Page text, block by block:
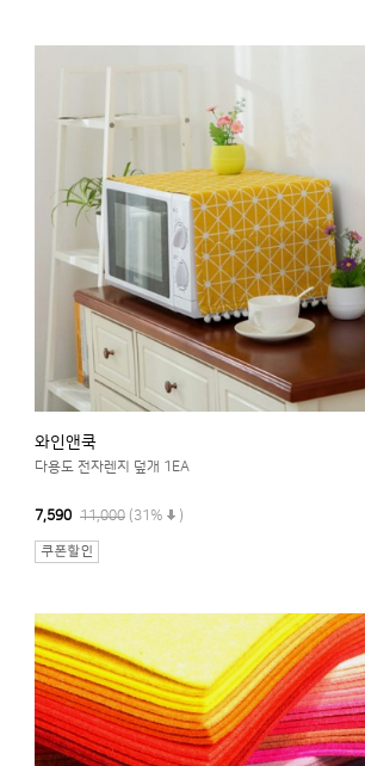
와인앤쿡
다용도 전자렌지 덮개 1EA
7,590 11,000 (31% )